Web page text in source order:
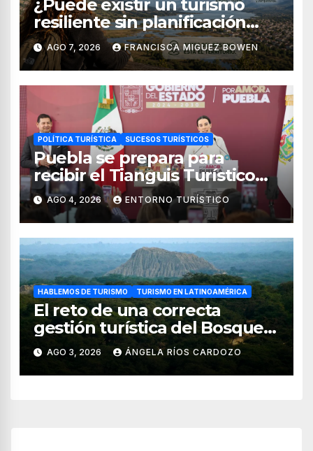
¿Puede existir un turismo
resiliente sin planificación
territorial?
AGO 7, 2026 FRANCISCA MIGUEZ BOWEN
POLÍTICA TURÍSTICA SUCESOS TURÍSTICOS
Puebla se prepara para
recibir el Tianguis Turístico
México 2027
AGO 4, 2026 ENTORNO TURÍSTICO
HABLEMOS DE TURISMO TURISMO EN LATINOAMÉRICA
El reto de una correcta
gestión turística del Bosque
de Pomac (en Perú)
AGO 3, 2026 ÁNGELA RÍOS CARDOZO